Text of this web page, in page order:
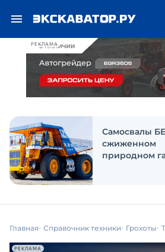
РЕКЛАМА
Самосвалы
сжиженном
природном
Главная Справочник техники Грохоты
РЕКЛАМА